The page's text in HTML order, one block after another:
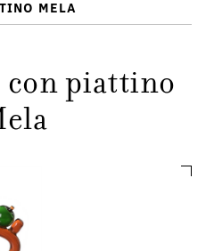
MELA
con piattino